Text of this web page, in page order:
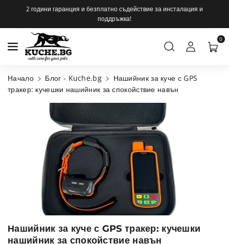
Към съдържанието
2 години гаранция и безплатно съдействие за инсталация и
поддръжка!
0
Начало Блог - Kuche.bg
Нашийник за куче с GPS
тракер: кучешки нашийник за спокойствие навън
Нашийник за куче с GPS тракер: кучешки
нашийник за спокойствие навън